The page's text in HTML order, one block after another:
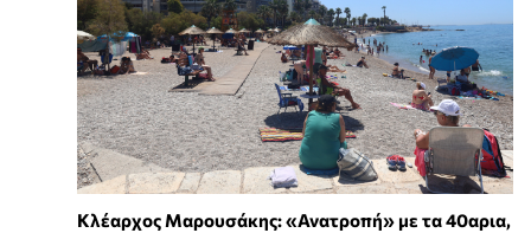
Κλέαρχος Μαρουσάκης: «Ανατροπή» με τα 40αρια,